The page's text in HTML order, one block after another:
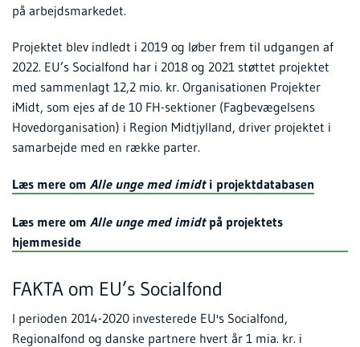
på arbejdsmarkedet.
Projektet blev indledt i 2019 og løber frem til udgangen af
2022. EU’s Socialfond har i 2018 og 2021 støttet projektet
med sammenlagt 12,2 mio. kr. Organisationen Projekter
iMidt, som ejes af de 10 FH-sektioner (Fagbevægelsens
Hovedorganisation) i Region Midtjylland, driver projektet i
samarbejde med en række parter.
Læs mere om Alle unge med imidti projektdatabasen
Læs mere om Alle unge med imidtpå projektets
hjemmeside
FAKTA om EU’s Socialfond
I perioden 2014-2020 investerede EU's Socialfond,
Regionalfond og danske partnere hvert år 1 mia. kr. i